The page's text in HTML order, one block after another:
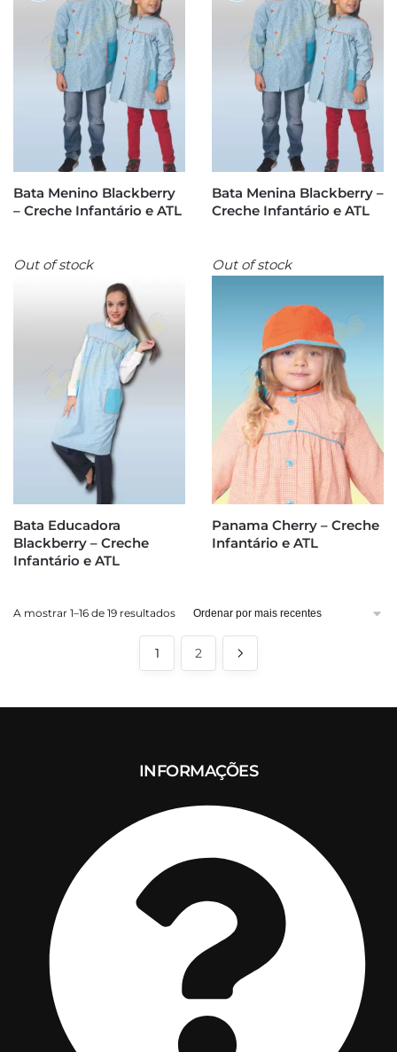
Bata Menino Blackberry
– Creche Infantário e ATL
Bata Menina Blackberry –
Creche Infantário e ATL
Out of stock
Bata Educadora
Blackberry – Creche
Infantário e ATL
Out of stock
Panama Cherry – Creche
Infantário e ATL
A mostrar 1–16 de 19 resultadosOrdenado
mais
1 2
INFORMAÇÕES